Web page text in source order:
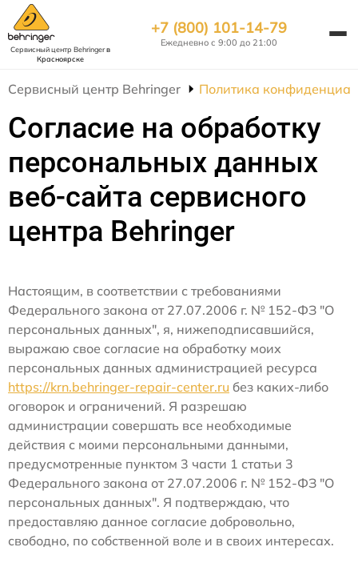
Сервисный центр Behringerв
Красноярске
+7 (800) 101-14-79
Ежедневно с 9:00 до 21:00
Сервисный центр Behringer Политика
Согласие на обработку
персональных данных
веб-сайта сервисного
центра Behringer
Настоящим, в соответствии с требованиями
Федерального закона от 27.07.2006 г. № 152-ФЗ "О
персональных данных", я, нижеподписавшийся,
выражаю свое согласие на обработку моих
персональных данных администрацией ресурса
https://krn.behringer-repair-center.ru без каких-либо
оговорок и ограничений. Я разрешаю
администрации совершать все необходимые
действия с моими персональными данными,
предусмотренные пунктом 3 части 1 статьи 3
Федерального закона от 27.07.2006 г. № 152-ФЗ "О
персональных данных". Я подтверждаю, что
предоставляю данное согласие добровольно,
свободно, по собственной воле и в своих интересах.